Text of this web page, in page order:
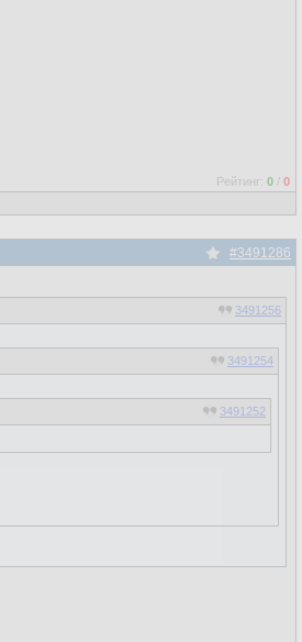
Рейтинг: 0 / 0
#3491286
3491256
3491254
3491252